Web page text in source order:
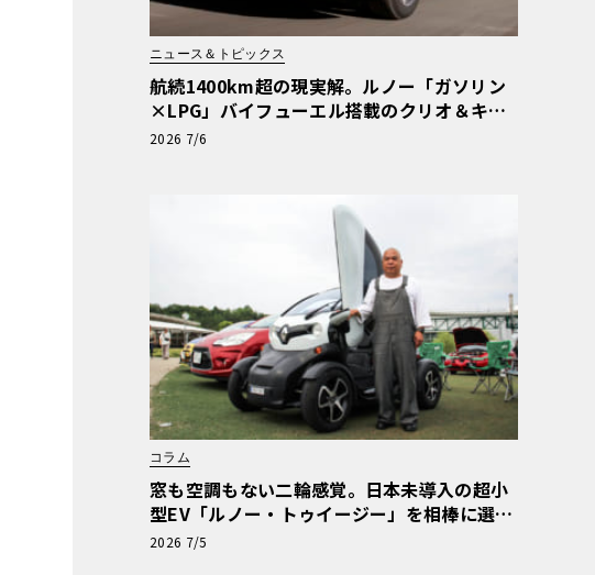
ニュース＆トピックス
航続1400km超の現実解。ルノー「ガソリン
×LPG」バイフューエル搭載のクリオ＆キャ
プチャーが示す真価
2026 7/6
コラム
窓も空調もない二輪感覚。日本未導入の超小
型EV「ルノー・トゥイージー」を相棒に選ん
だ理由【愛車群像】
2026 7/5